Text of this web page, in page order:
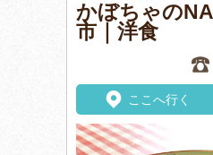
かぼちゃの
市｜洋食
ここへ行く